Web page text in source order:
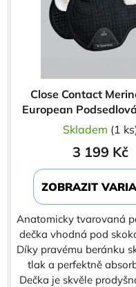
Close Contact
European
GP
Skladem (1
3 199 Kč
ZOBRAZIT
Anatomicky tvarovaná
dečka vhodná pod
Díky pravému beránku
tlak a perfektně
Dečka je skvěle